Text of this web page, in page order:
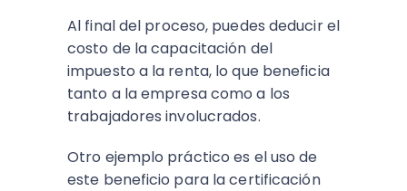
Al final del proceso, puedes deducir el
costo de la capacitación del
impuesto a la renta, lo que beneficia
tanto a la empresa como a los
trabajadores involucrados.
Otro ejemplo práctico es el uso de
este beneficio para la certificación